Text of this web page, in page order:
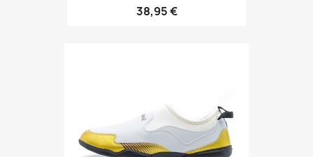
38,95 €